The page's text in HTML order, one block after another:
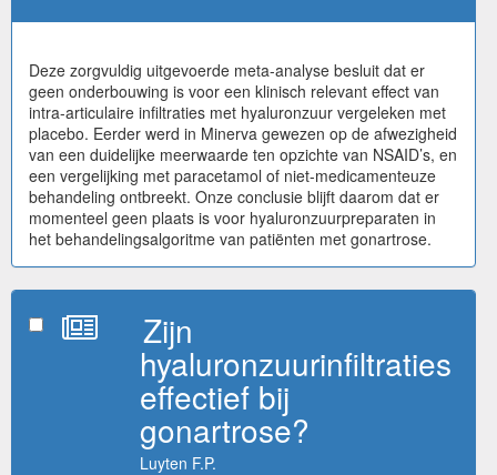
Deze zorgvuldig uitgevoerde meta-analyse besluit dat er
geen onderbouwing is voor een klinisch relevant effect van
intra-articulaire infiltraties met hyaluronzuur vergeleken met
placebo. Eerder werd in Minerva gewezen op de afwezigheid
van een duidelijke meerwaarde ten opzichte van NSAID’s, en
een vergelijking met paracetamol of niet-medicamenteuze
behandeling ontbreekt. Onze conclusie blijft daarom dat er
momenteel geen plaats is voor hyaluronzuurpreparaten in
het behandelingsalgoritme van patiënten met gonartrose.
Zijn
hyaluronzuurinfiltraties
effectief bij
gonartrose?
Luyten F.P.